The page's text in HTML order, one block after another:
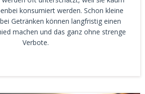
konsumiert werden. Schon kleine
Getränken können langfristig einen
machen und das ganz ohne strenge
Verbote.